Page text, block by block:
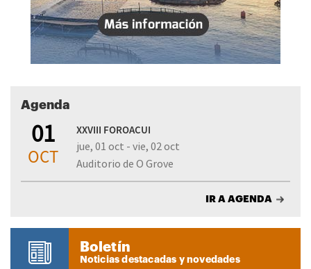
Agenda
01
OCT
XXVIII FOROACUI
jue, 01 oct - vie, 02 oct
Auditorio de O Grove
IR A AGENDA
Boletín
Noticias destacadas y novedades